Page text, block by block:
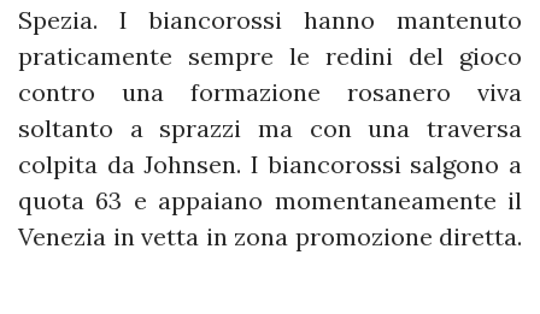
Spezia. I biancorossi hanno mantenuto
praticamente sempre le redini del gioco
contro una formazione rosanero viva
soltanto a sprazzi ma con una traversa
colpita da Johnsen. I biancorossi salgono a
quota 63 e appaiano momentaneamente il
Venezia in vetta in zona promozione diretta.